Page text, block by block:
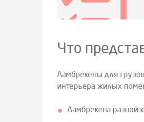
Что
Ламбрекены для
интерьера жилых
Ламбрекена разной